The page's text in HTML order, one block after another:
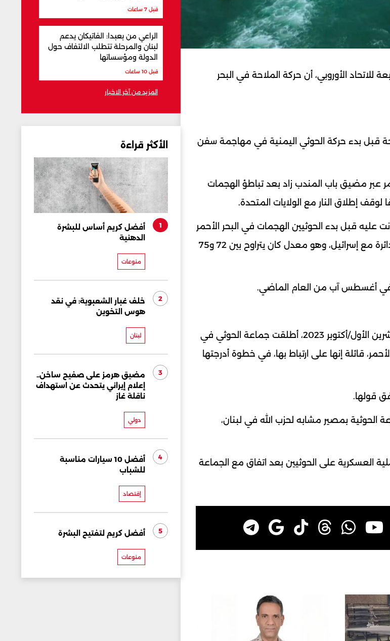
للاتحاد الأوروبي، أن حركة الملاحة في البحر
قبل بدء حركة الحوثي اليمنية في مهاجمة سفن
عبر مضيق باب المندب زاد بعد تباطؤ الهجمات
لوقف إطلاق النار مع الولايات المتحدة.
عليه قبل بدء الحوثيين الهجمات في البحر الأحمر
في نوفمبر/تشرين الثاني 2023 إسنادا للفلسطينيين في حرب غزة الدائرة مع إسرائيل، وهو معدل كان يتراوح بين 72 و75
يذكر أنه ومنذ اندلاع الحرب بين إسرائيل وحماس في قطاع غزة في تشرين الأول/أكتوبر 2023، أطلقت جماعة الحوثي في
قائلة إنها على ارتباط بها، في خطوة أدرجتها
قولها.
بمصير مشابه لحزب الله في لبنان،
العسكرية على الحوثيين بعد اتفاق مع الجماعة
قبل 7 ساعات
الراعي من بعبدا: الفاتيكان يدعم
لبنان والمرحلة تتطلب الالتفاف حول
الدولة ومؤسساتها
قبل 10 ساعات
المزيد من آخر الاخبار
الأكثر قراءة
1
أفضل كريم أساس للبشرة
الدهنية
منوعات
2
خلف غبار الشعبوية: في نقد
هوس التخوين
لبنان
3
مضيق هرمز على صفيح ساخن..
إعلام إيراني يتحدث عن استهداف
ناقلة غاز
دولي
4
أفضل 10 سيارات مناسبة
للشباب
إقتصاد
5 أفضل كريم لتفتيح البشرة
منوعات